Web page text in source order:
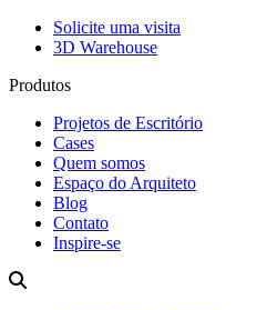
Solicite uma visita
3D Warehouse
Produtos
Projetos de Escritório
Cases
Quem somos
Espaço do Arquiteto
Blog
Contato
Inspire-se